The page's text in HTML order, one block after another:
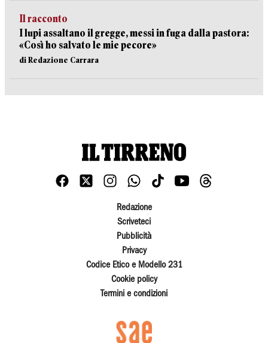
Il racconto
I lupi assaltano il gregge, messi in fuga dalla pastora:
«Così ho salvato le mie pecore»
di Redazione Carrara
Redazione
Scriveteci
Pubblicità
Privacy
Codice Etico e Modello 231
Cookie policy
Termini e condizioni